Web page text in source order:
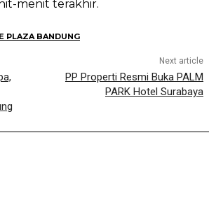
menit terakhir.
PLAZA BANDUNG
Next article
PP Properti Resmi Buka PALM
PARK Hotel Surabaya